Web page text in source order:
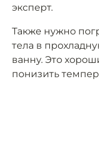
эксперт.
Также нужно
тела в
ванну. Это
понизить